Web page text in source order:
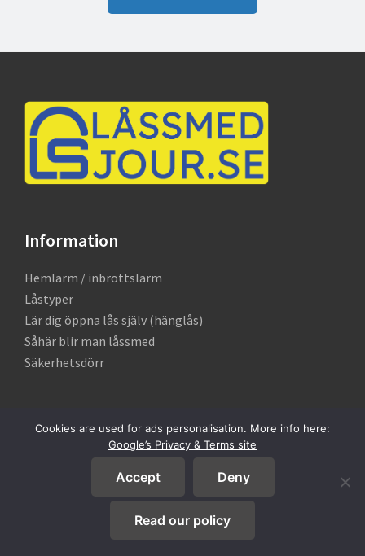
Footer
Information
Hemlarm / inbrottslarm
Låstyper
Lär dig öppna lås själv (hänglås)
Såhär blir man låssmed
Säkerhetsdörr
Detta är en oberoende informationssida utan koppling
till något låssmedsföretag. Här kan du hitta en låssmed
Cookies are used for ads personalisation. More info here:
Google’s Privacy & Terms site
Accept Deny
Read our policy